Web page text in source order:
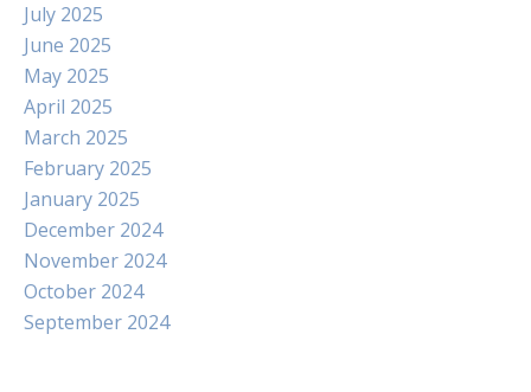
July 2025
June 2025
May 2025
April 2025
March 2025
February 2025
January 2025
December 2024
November 2024
October 2024
September 2024